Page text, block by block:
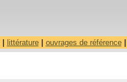
littérature| ouvrages de référence|